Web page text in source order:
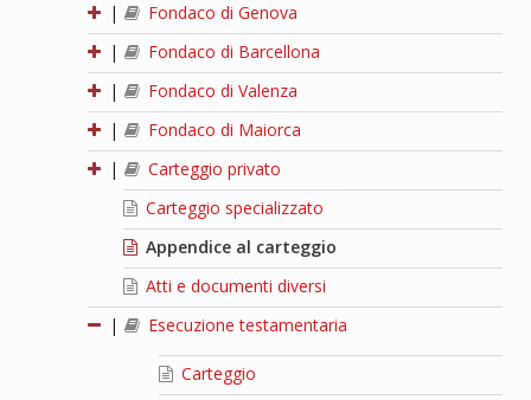
|
Fondaco di Genova
|
Fondaco di Barcellona
|
Fondaco di Valenza
|
Fondaco di Maiorca
|
Carteggio privato
Carteggio specializzato
Appendice al carteggio
Atti e documenti diversi
|
Esecuzione testamentaria
Carteggio